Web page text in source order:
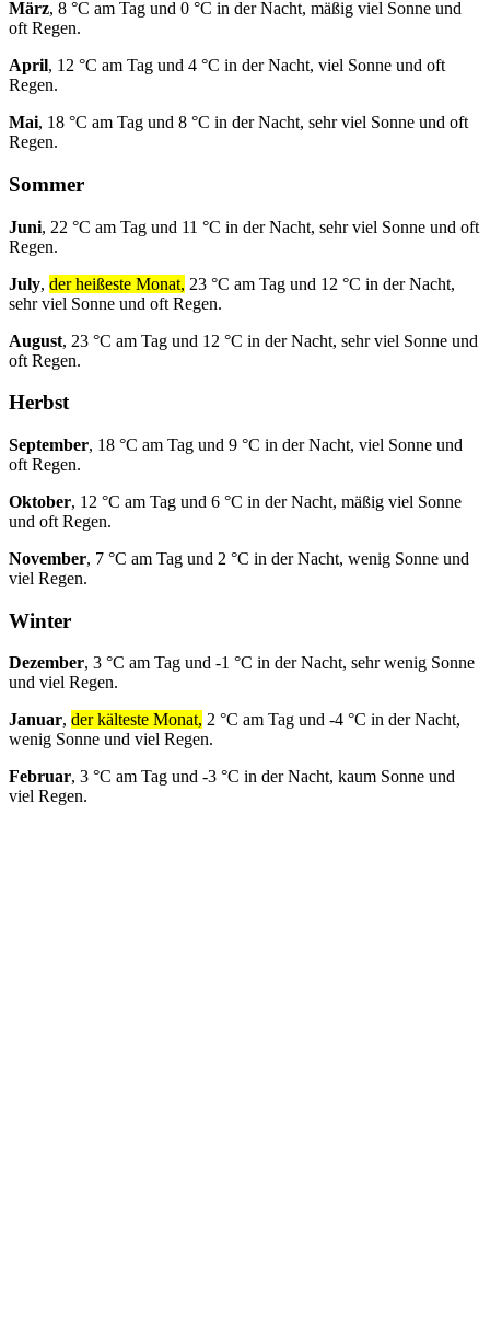
März, 8 °C am Tag und 0 °C in der Nacht, mäßig viel Sonne und
oft Regen.
April, 12 °C am Tag und 4 °C in der Nacht, viel Sonne und oft
Regen.
Mai, 18 °C am Tag und 8 °C in der Nacht, sehr viel Sonne und oft
Regen.
Sommer
Juni, 22 °C am Tag und 11 °C in der Nacht, sehr viel Sonne und oft
Regen.
July, der heißeste Monat, 23 °C am Tag und 12 °C in der Nacht,
sehr viel Sonne und oft Regen.
August, 23 °C am Tag und 12 °C in der Nacht, sehr viel Sonne und
oft Regen.
Herbst
September, 18 °C am Tag und 9 °C in der Nacht, viel Sonne und
oft Regen.
Oktober, 12 °C am Tag und 6 °C in der Nacht, mäßig viel Sonne
und oft Regen.
November, 7 °C am Tag und 2 °C in der Nacht, wenig Sonne und
viel Regen.
Winter
Dezember, 3 °C am Tag und -1 °C in der Nacht, sehr wenig Sonne
und viel Regen.
Januar, der kälteste Monat, 2 °C am Tag und -4 °C in der Nacht,
wenig Sonne und viel Regen.
Februar, 3 °C am Tag und -3 °C in der Nacht, kaum Sonne und
viel Regen.